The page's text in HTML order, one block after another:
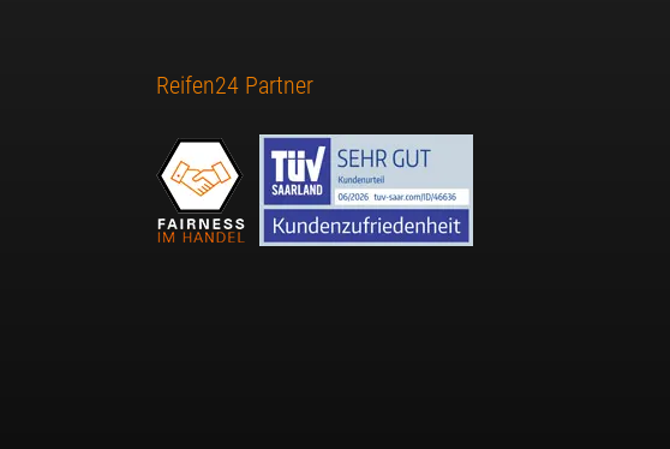
Reifen24 Partner